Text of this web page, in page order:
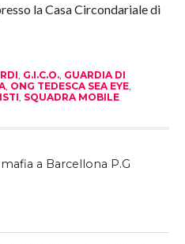
la Casa Circondariale di
G.I.C.O., GUARDIA DI
, ONG TEDESCA SEA EYE,
SQUADRA MOBILE
a Barcellona P.G